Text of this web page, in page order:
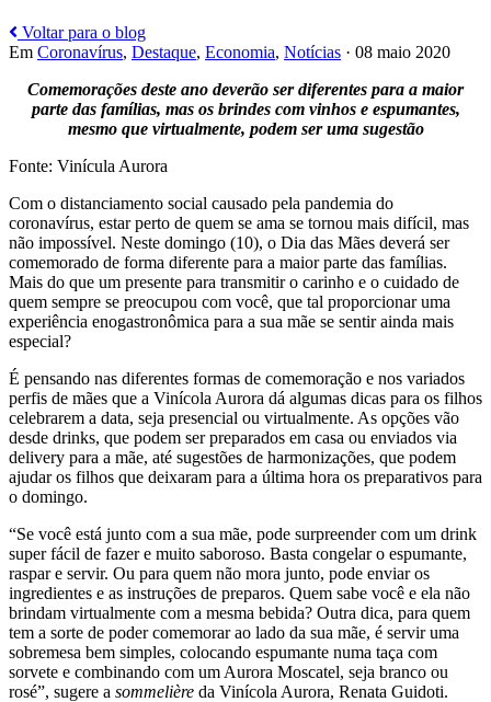
Voltar para o blog
Em Coronavírus, Destaque, Economia, Notícias · 08 maio 2020
Comemorações deste ano deverão ser diferentes para a maior
parte das famílias, mas os brindes com vinhos e espumantes,
mesmo que virtualmente, podem ser uma sugestão
Fonte: Vinícula Aurora
Com o distanciamento social causado pela pandemia do
coronavírus, estar perto de quem se ama se tornou mais difícil, mas
não impossível. Neste domingo (10), o Dia das Mães deverá ser
comemorado de forma diferente para a maior parte das famílias.
Mais do que um presente para transmitir o carinho e o cuidado de
quem sempre se preocupou com você, que tal proporcionar uma
experiência enogastronômica para a sua mãe se sentir ainda mais
especial?
É pensando nas diferentes formas de comemoração e nos variados
perfis de mães que a Vinícola Aurora dá algumas dicas para os filhos
celebrarem a data, seja presencial ou virtualmente. As opções vão
desde drinks, que podem ser preparados em casa ou enviados via
delivery para a mãe, até sugestões de harmonizações, que podem
ajudar os filhos que deixaram para a última hora os preparativos para
o domingo.
“Se você está junto com a sua mãe, pode surpreender com um drink
super fácil de fazer e muito saboroso. Basta congelar o espumante,
raspar e servir. Ou para quem não mora junto, pode enviar os
ingredientes e as instruções de preparos. Quem sabe você e ela não
brindam virtualmente com a mesma bebida? Outra dica, para quem
tem a sorte de poder comemorar ao lado da sua mãe, é servir uma
sobremesa bem simples, colocando espumante numa taça com
sorvete e combinando com um Aurora Moscatel, seja branco ou
rosé”, sugere a sommelière da Vinícola Aurora, Renata Guidoti.